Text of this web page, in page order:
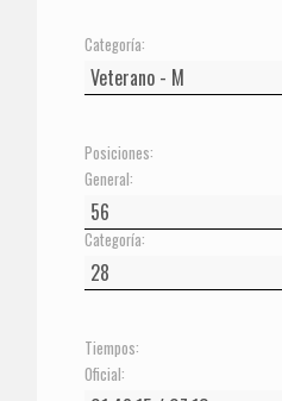
Categoría:
Posiciones:
General:
Categoría:
Tiempos:
Oficial: